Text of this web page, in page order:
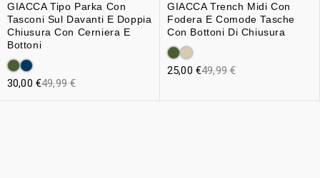
GIACCA Tipo Parka Con
Tasconi Sul Davanti E Doppia
Chiusura Con Cerniera E
Bottoni
49,99€
30,00 €
GIACCA Trench Midi Con
Fodera E Comode Tasche
Con Bottoni Di Chiusura
49,99€
25,00 €